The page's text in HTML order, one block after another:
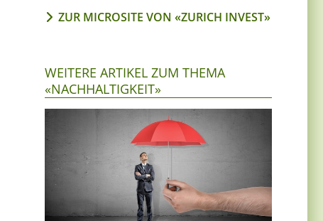
ZUR MICROSITE VON «ZURICH INVEST»
WEITERE ARTIKEL ZUM THEMA
«NACHHALTIGKEIT»